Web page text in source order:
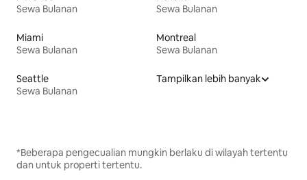
Sewa Bulanan
Sewa Bulanan
Miami
Sewa Bulanan
Montreal
Sewa Bulanan
Seattle
Sewa Bulanan
Tampilkan lebih banyak
*Beberapa pengecualian mungkin berlaku di wilayah tertentu
dan untuk properti tertentu.